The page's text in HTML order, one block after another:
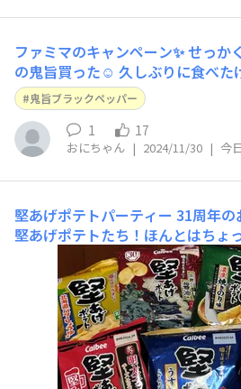
ファミマのキャンペーン✨ せっか
の鬼旨買った☺️ 久しぶりに食べた
て やっぱり美味しい🥰 普段は普通
な今のうちにたくさん買って スト
鬼旨ブラックペッパー
1 17
おにちゃん | 2024/11/30 | 今
堅あげポテトパーティー 31周年の
堅あげポテトたち！ほんとはちょ
ですが、開けた袋をぱりぱりなう
頑固さにより😅昨日はうすしお味
とうございます！